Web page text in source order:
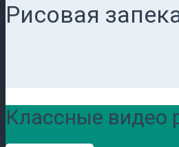
Рисовая
Классные видео